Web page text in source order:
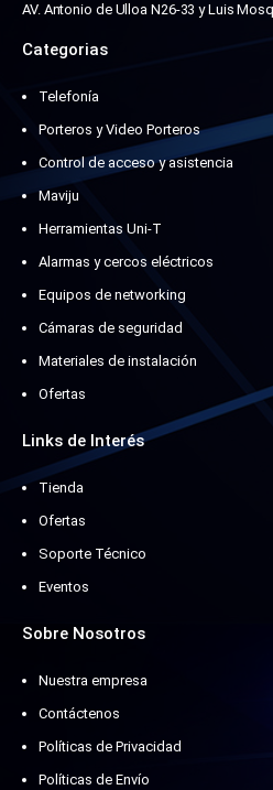
AV. Antonio de Ulloa N26-33 y Luis
Categorias
Telefonía
Porteros y Video Porteros
Control de acceso y asistencia
Maviju
Herramientas Uni-T
Alarmas y cercos eléctricos
Equipos de networking
Cámaras de seguridad
Materiales de instalación
Ofertas
Links de Interés
Tienda
Ofertas
Soporte Técnico
Eventos
Sobre Nosotros
Nuestra empresa
Contáctenos
Políticas de Privacidad
Políticas de Envío